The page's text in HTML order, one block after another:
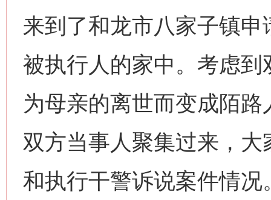
来到了和龙市八家子镇
被执行人的家中。考虑
为母亲的离世而变成陌
双方当事人聚集过来，
和执行干警诉说案件情